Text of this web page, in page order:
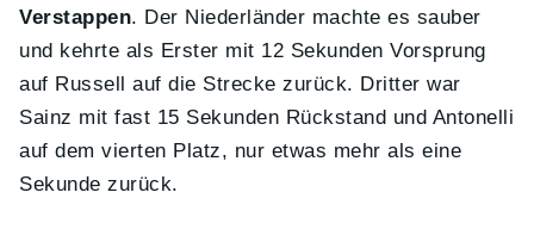
Verstappen. Der Niederländer machte es sauber
und kehrte als Erster mit 12 Sekunden Vorsprung
auf Russell auf die Strecke zurück. Dritter war
Sainz mit fast 15 Sekunden Rückstand und Antonelli
auf dem vierten Platz, nur etwas mehr als eine
Sekunde zurück.